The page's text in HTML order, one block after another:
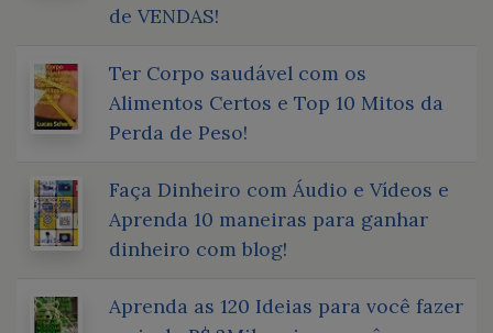
de VENDAS!
Ter Corpo saudável com os
Alimentos Certos e Top 10 Mitos da
Perda de Peso!
Faça Dinheiro com Áudio e Vídeos e
Aprenda 10 maneiras para ganhar
dinheiro com blog!
Aprenda as 120 Ideias para você fazer